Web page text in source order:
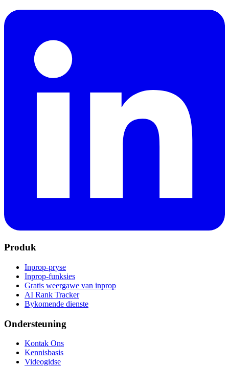
Produk
Inprop-pryse
Inprop-funksies
Gratis weergawe van inprop
AI Rank Tracker
Bykomende dienste
Ondersteuning
Kontak Ons
Kennisbasis
Videogidse